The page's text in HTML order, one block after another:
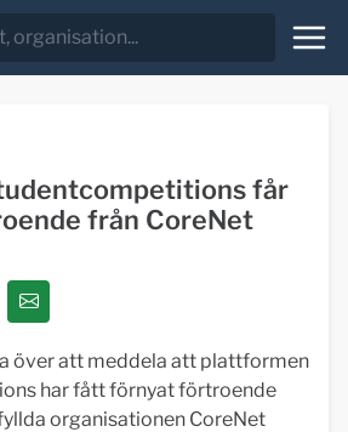
får
från CoreNet
över att meddela att plattformen
har fått förnyat förtroende
organisationen CoreNet